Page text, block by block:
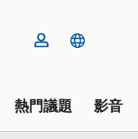
熱門議題 影音